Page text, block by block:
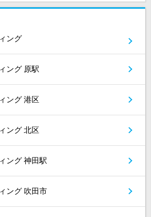
ング
ング 原駅
ング 港区
ング 北区
ング 神田駅
ング 吹田市